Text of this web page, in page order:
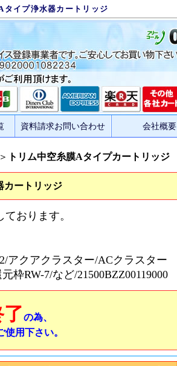
タイプ浄水器カートリッジ
資料請求お問い合わせ 会社概要
＞ トリム中空糸膜Aタイプカートリッジ
カートリッジ
おります。
アクアクラスター/ACクラスター
枠RW-7/など/21500BZZ00119000
の為、
用下さい。